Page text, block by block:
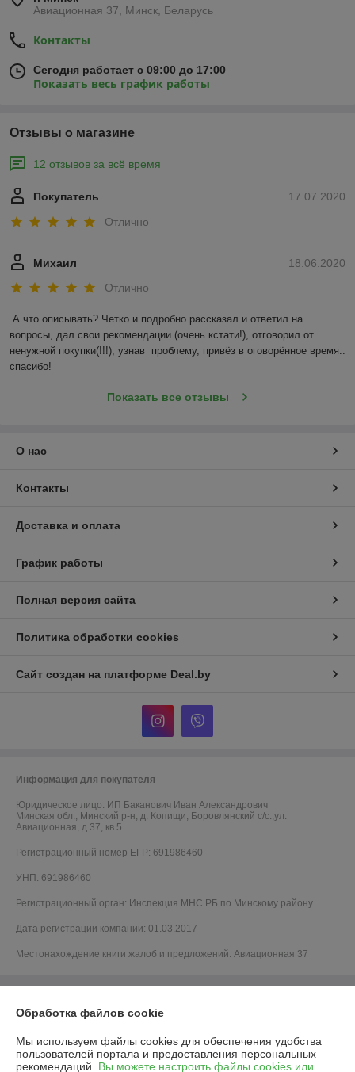
Авиационная 37, Минск, Беларусь
Контакты
Сегодня работает с 09:00 до 17:00
Показать весь график работы
Отзывы о магазине
12 отзывов за всё время
17.07.2020
Покупатель
Отлично
18.06.2020
Михаил
Отлично
А что описывать? Четко и подробно рассказал и ответил на
вопросы, дал свои рекомендации (очень кстати!), отговорил от
ненужной покупки(!!!), узнав  проблему, привёз в оговорённое время..
спасибо!
Показать все отзывы
О нас
Контакты
Доставка и оплата
График работы
Полная версия сайта
Политика обработки cookies
Сайт создан на платформе Deal.by
Информация для покупателя
Юридическое лицо: ИП Баканович Иван Александрович
Минская обл., Минский р-н, д. Копищи, Боровлянский с/с.,ул.
Авиационная, д.37, кв.5
Регистрационный номер ЕГР: 691986460
УНП: 691986460
Регистрационный орган: Инспекция МНС РБ по Минскому району
Дата регистрации компании: 01.03.2017
Местонахождение книги жалоб и предложений: Авиационная 37
Обработка файлов cookie
Мы используем файлы cookies для обеспечения удобства
пользователей портала и предоставления персональных
рекомендаций. Вы можете настроить файлы cookies или